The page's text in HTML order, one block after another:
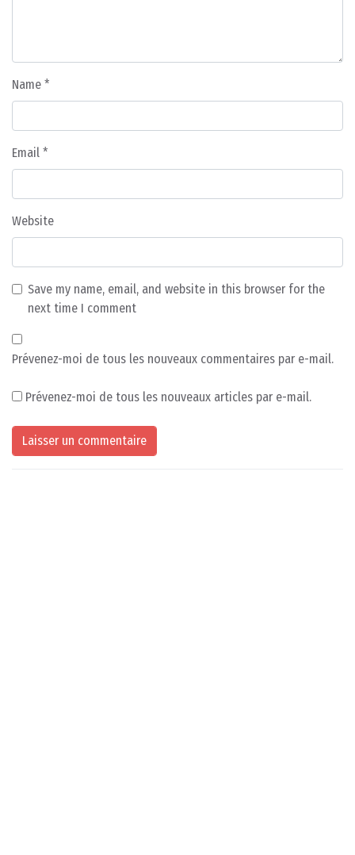
Name *
Email *
Website
Save my name, email, and website in this browser for the
next time I comment
Prévenez-moi de tous les nouveaux commentaires par e-mail.
Prévenez-moi de tous les nouveaux articles par e-mail.